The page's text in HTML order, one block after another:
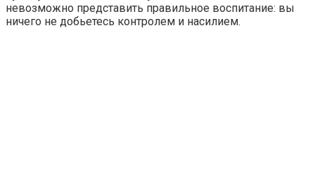
невозможно представить правильное воспитание: вы
ничего не добьетесь контролем и насилием.